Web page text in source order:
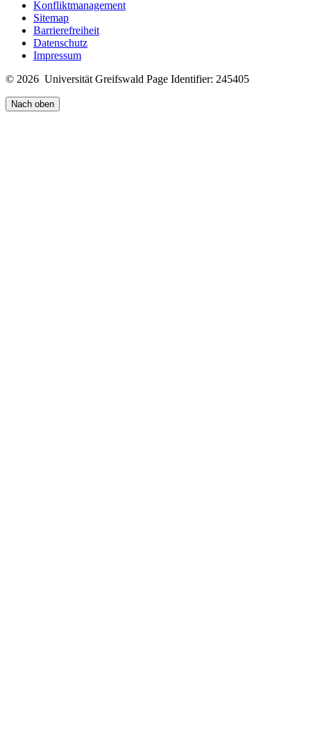
Konfliktmanagement
Sitemap
Barrierefreiheit
Datenschutz
Impressum
© 2026 Universität Greifswald Page Identifier: 245405
Nach oben